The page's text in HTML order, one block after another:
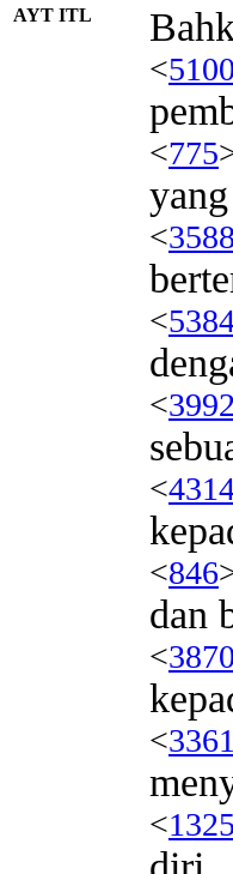
AYT ITL
<5100
<775
yang
<3588
<
<3992
<
<846
dan
<3870
<3361
<1325